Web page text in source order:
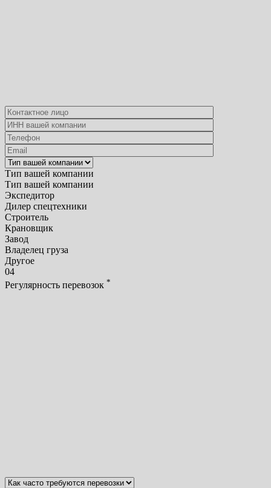
Тип вашей компании
Тип вашей компании
Экспедитор
Дилер спецтехники
Строитель
Крановщик
Завод
Владелец груза
Другое
04
Регулярность перевозок *